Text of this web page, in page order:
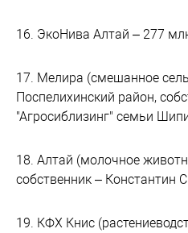
16. ЭкоНива Алтай – 277
17. Мелира (смешанное
Поспелихинский район,
"Агросиблизинг" семьи
18. Алтай (молочное
собственник – Константин
19. КФХ Книс